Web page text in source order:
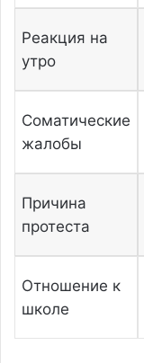
Реакция на
утро
Соматические
жалобы
Причина
протеста
Отношение к
школе